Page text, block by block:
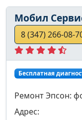
Мобил
8 (347) 266-08-
Бесплатная
Ремонт Эпсон:
Адрес: